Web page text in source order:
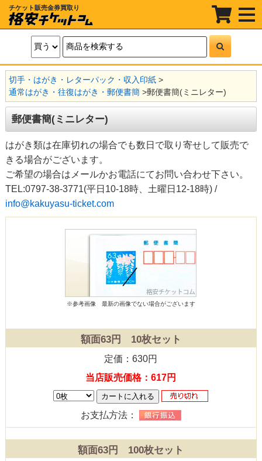
チケット販売金券買取り
t
o
g
n
a
a
o
n
切手・はがき・レターパック・収入印紙>
通常はがき・往復はがき・郵便書簡 >郵便書簡(ミニレター)
郵便書簡(ミニレター)
はがき類は在庫切れの場合でも数日で取り寄せして販売で
きる場合がございます。
ご希望の場合はメールかお電話にてお問い合わせ下さい。
TEL:0797-38-3771(平日10-18時、土曜日12-18時) /
info@kakuyasu-ticket.com
※参考画像 最新の画像でない場合がございます
額面63円 10枚セット
定価：630円
当店販売価格：617円
お支払方法：
額面63円 100枚セット